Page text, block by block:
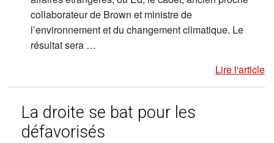
collaborateur de Brown et ministre de
l’environnement et du changement climatique. Le
résultat sera …
Lire l'article
La droite se bat pour les
défavorisés